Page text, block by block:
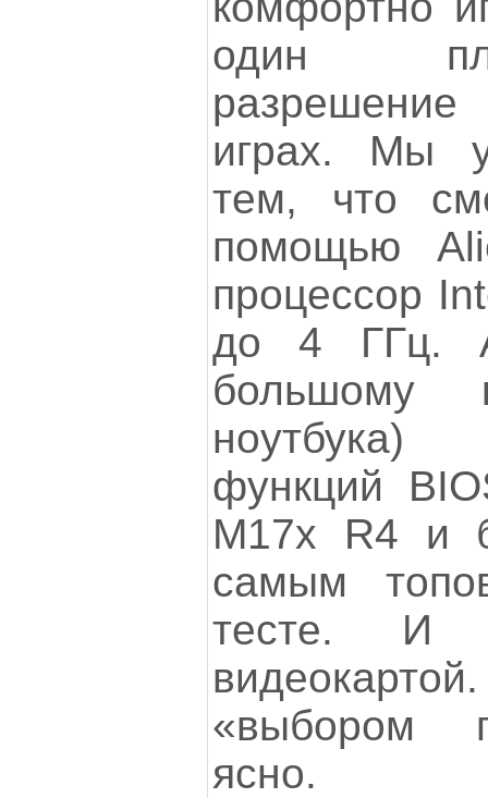
один
играх. Мы
тем, что
помощью
процессор
до 4 ГГц.
большому
ноутбука)
функций
М17х R4 и
самым
тесте. И
«выбором
ясно.